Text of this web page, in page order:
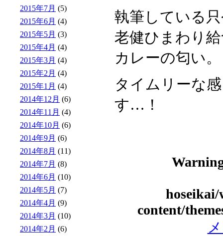
執筆している
老健ひまわり
カレーの匂い。
タイムリーな
す…！
content/
2015年7月 (5)
2015年6月 (4)
2015年5月 (3)
2015年4月 (4)
2015年3月 (4)
2015年2月 (4)
2015年1月 (4)
2014年12月 (6)
2014年11月 (4)
2014年10月 (6)
2014年9月 (6)
2014年8月 (11)
2014年7月 (8)
2014年6月 (10)
2014年5月 (7)
2014年4月 (9)
2014年3月 (10)
2014年2月 (6)